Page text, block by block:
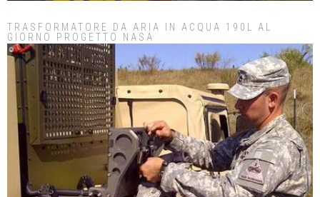
TRASFORMATORE DA ARIA IN ACQUA 190L AL
GIORNO PROGETTO NASA